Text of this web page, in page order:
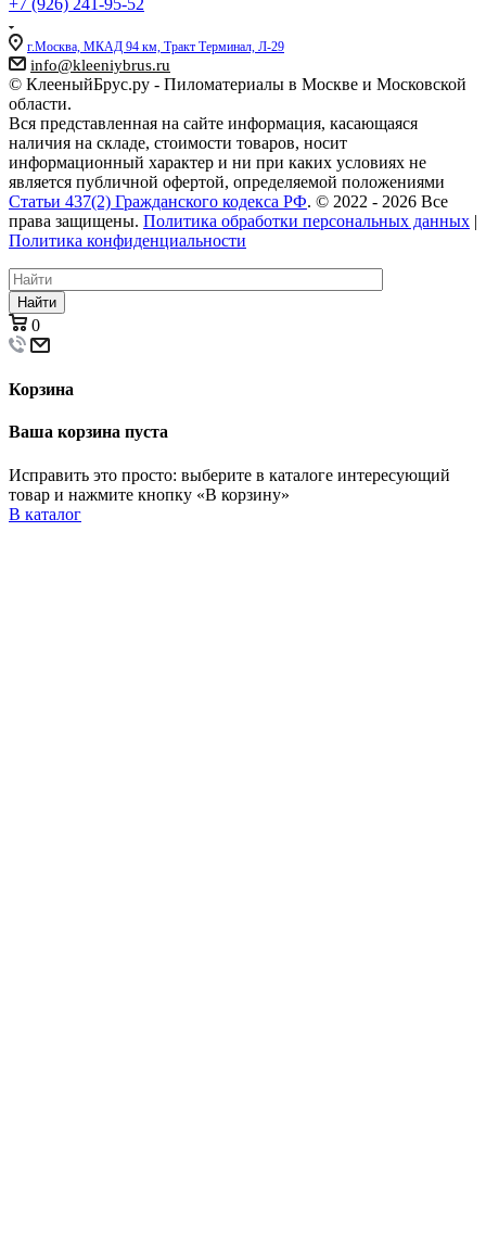
г.Москва, МКАД 94 км, Тракт Терминал, Л-29
info@kleeniybrus.ru
© КлееныйБрус.ру - Пиломатериалы в Москве и Московской
области.
Вся представленная на сайте информация, касающаяся
наличия на складе, стоимости товаров, носит
информационный характер и ни при каких условиях не
является публичной офертой, определяемой положениями
Статьи 437(2) Гражданского кодекса РФ. © 2022 - 2026 Все
права защищены. Политика обработки персональных данных |
Политика конфиденциальности
Найти
0
Корзина
Ваша корзина пуста
Исправить это просто: выберите в каталоге интересующий
товар и нажмите кнопку «В корзину»
В каталог